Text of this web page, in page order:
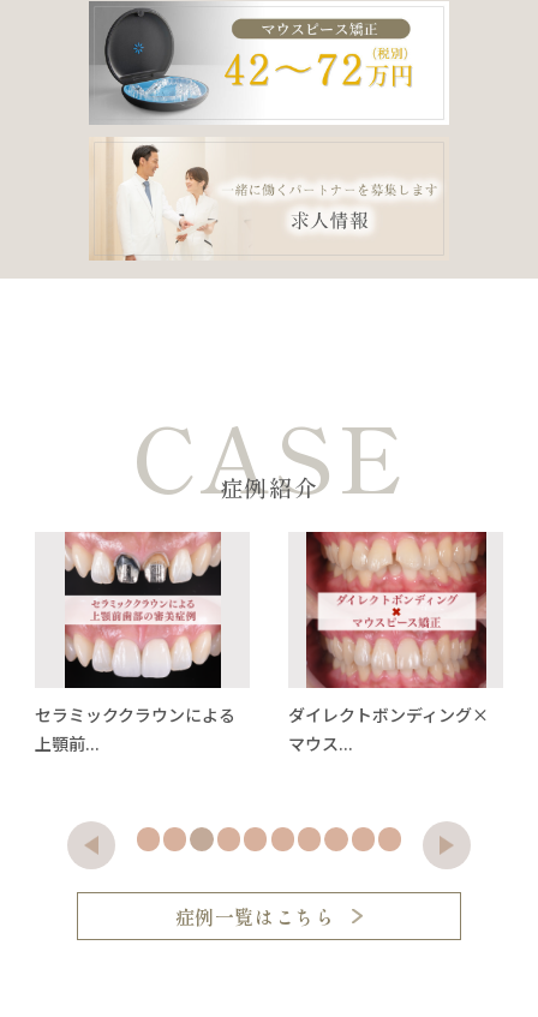
CASE
症例紹介
セラミッククラウンによる
上顎前...
ダイレクトボンディング×
マウス...
症例一覧はこちら